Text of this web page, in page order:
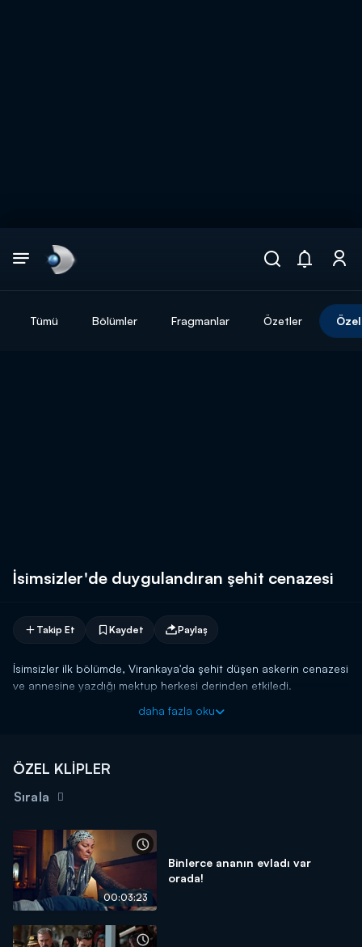
Tümü Bölümler Fragmanlar Özetler
İsimsizler'de duygulandıran şehit cenazesi
Takip Et Kaydet Paylaş
İsimsizler ilk bölümde, Virankaya'da şehit düşen askerin cenazesi
ve annesine yazdığı mektup herkesi derinden etkiledi.
daha fazla oku
ÖZEL KLİPLER
Sırala
00:03:23
Binlerce ananın evladı var
orada!